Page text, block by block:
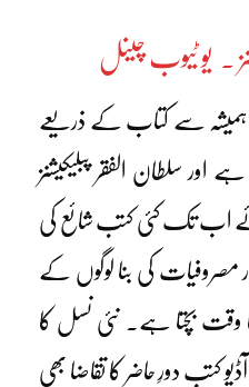
۔ یو ٹیوب چینل
سے کتاب کے ذریعے
اور سلطان الفقر پبلیکیشنز
اب تک کئی کتب شائع کی
مصروفیات کی بنا لوگوں کے
وقت بچتا ہے۔ نئی نسل کا
کتب دورِ حاضر کا تقاضا بھی